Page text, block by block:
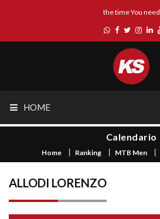
the time You need
HOME
Calendario
Home Ranking MTB Men
ALLODI LORENZO